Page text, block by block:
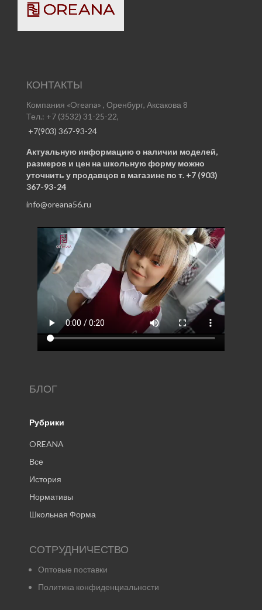
КОНТАКТЫ
Компания «Oreana» , Оренбург, Аксакова 8
Тел.: +7 (3532) 31-25-22,
+7(903) 367-93-24
Актуальную информацию о наличии моделей,
размеров и цен на школьную форму можно
уточнить у продавцов в магазине по т. +7 (903)
367-93-24
info@oreana56.ru
БЛОГ
Рубрики
OREANA
Все
История
Нормативы
Школьная Форма
СОТРУДНИЧЕСТВО
Оптовые поставки
Политика конфиденциальности